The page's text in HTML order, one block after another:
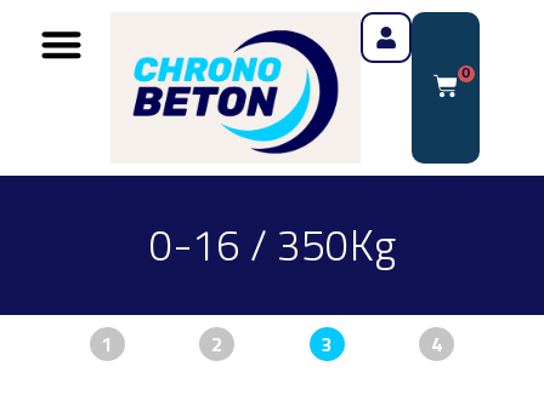
0
0-16 / 350Kg
1 2 3 4